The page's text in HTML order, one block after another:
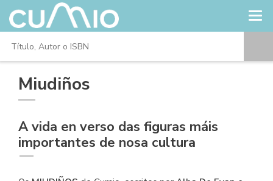
Miudiños
A vida en verso das figuras máis
importantes de nosa cultura